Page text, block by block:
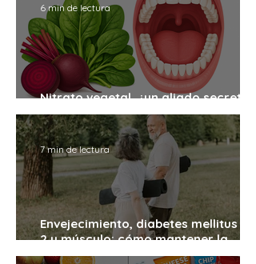
Nitrato vegetal, ¿un aliado secreto
contra las caries?
6 min de lectura
Envejecimiento, diabetes mellitus tipo
2 y músculo: cómo mantener la
fuerza y la salud con los años
7 min de lectura